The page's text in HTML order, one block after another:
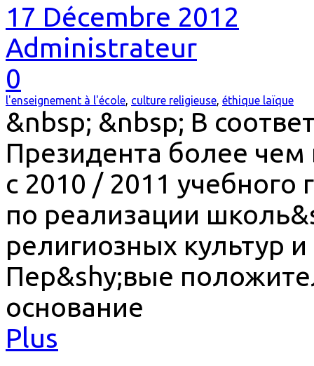
17 Décembre 2012
Administrateur
0
l'enseignement à l'école, culture religieuse, éthique laïque
&nbsp; &nbsp; В
Президента более чем
с 2010 / 2011 учебного
по реализации
религиозных культур
Пер&shy;вые
основание
Plus